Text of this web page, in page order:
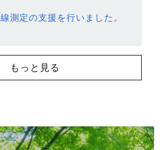
測定の支援を行いました。
もっと見る